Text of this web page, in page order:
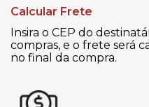
Calcular Frete
Insira o CEP do
compras, e o frete será
no final da compra.